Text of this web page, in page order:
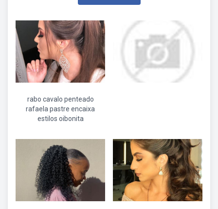
rabo cavalo penteado
rafaela pastre encaixa
estilos oibonita